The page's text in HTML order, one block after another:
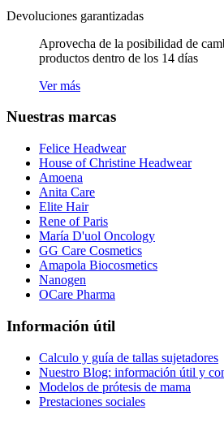
Devoluciones garantizadas
Aprovecha de la posibilidad de
productos dentro de los 14 días
Ver más
Nuestras marcas
Felice Headwear
House of Christine Headwear
Amoena
Anita Care
Elite Hair
Rene of Paris
María D'uol Oncology
GG Care Cosmetics
Amapola Biocosmetics
Nanogen
OCare Pharma
Información útil
Calculo y guía de tallas sujetadores
Nuestro Blog: información útil y
Modelos de prótesis de mama
Prestaciones sociales